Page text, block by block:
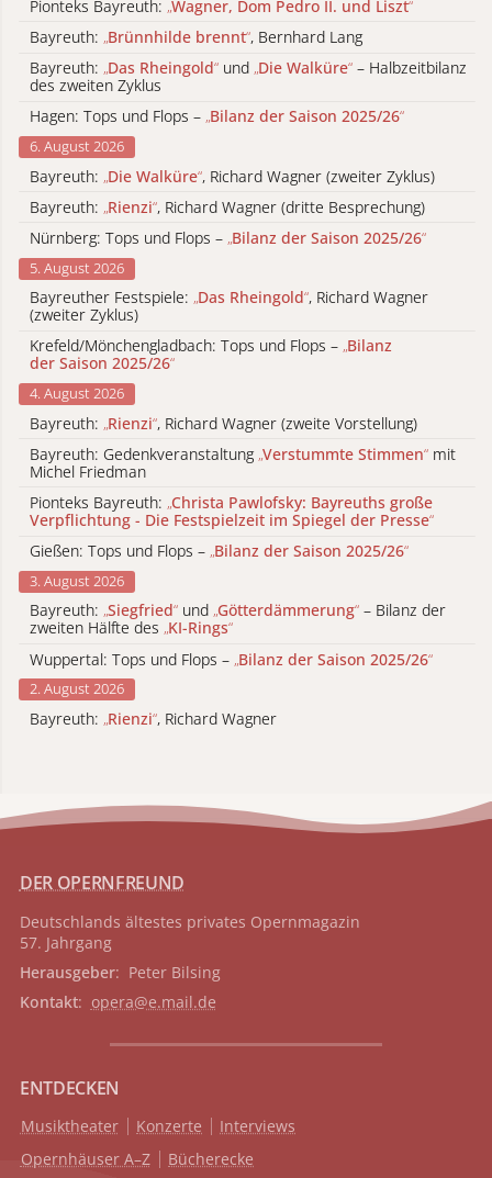
Pionteks Bayreuth: „Wagner, Dom Pedro II. und Liszt“
Bayreuth: „Brünnhilde brennt“, Bernhard Lang
Bayreuth: „Das Rheingold“ und „Die Walküre“ – Halbzeitbilanz
des zweiten Zyklus
Hagen: Tops und Flops – „Bilanz der Saison 2025/26“
6. August 2026
Bayreuth: „Die Walküre“, Richard Wagner (zweiter Zyklus)
Bayreuth: „Rienzi“, Richard Wagner (dritte Besprechung)
Nürnberg: Tops und Flops – „Bilanz der Saison 2025/26“
5. August 2026
Bayreuther Festspiele: „Das Rheingold“, Richard Wagner
(zweiter Zyklus)
Krefeld/Mönchengladbach: Tops und Flops – „Bilanz
der Saison 2025/26“
4. August 2026
Bayreuth: „Rienzi“, Richard Wagner (zweite Vorstellung)
Bayreuth: Gedenkveranstaltung „Verstummte Stimmen“ mit
Michel Friedman
Pionteks Bayreuth: „Christa Pawlofsky: Bayreuths große
Verpflichtung - Die Festspielzeit im Spiegel der Presse“
Gießen: Tops und Flops – „Bilanz der Saison 2025/26“
3. August 2026
Bayreuth: „Siegfried“ und „Götterdämmerung“ – Bilanz der
zweiten Hälfte des „KI-Rings“
Wuppertal: Tops und Flops – „Bilanz der Saison 2025/26“
2. August 2026
Bayreuth: „Rienzi“, Richard Wagner
DER OPERNFREUND
Deutschlands ältestes privates Opernmagazin
57. Jahrgang
Herausgeber: Peter Bilsing
Kontakt: opera@e.mail.de
ENTDECKEN
Musiktheater Konzerte
Interviews
Opernhäuser A–Z
Bücherecke